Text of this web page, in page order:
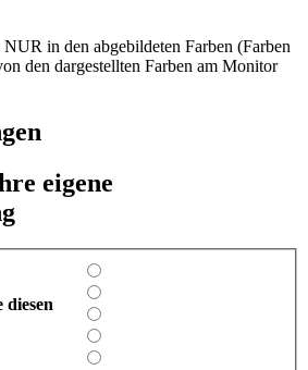
in den abgebildeten Farben (Farben
den dargestellten Farben am Monitor
eigene
diesen